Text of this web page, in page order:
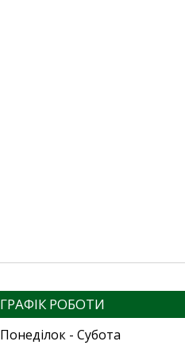
ГРАФІК РОБОТИ
Понеділок - Субота